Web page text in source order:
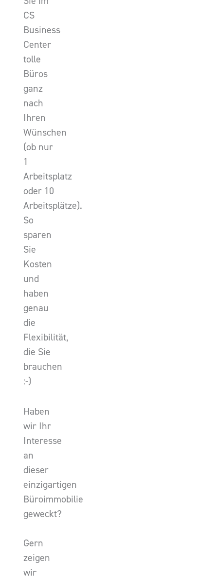
CS
Business
Center
tolle
Büros
ganz
nach
Ihren
Wünschen
(ob nur
1
Arbeitsplatz
oder 10
Arbeitsplätze).
So
sparen
Sie
Kosten
und
haben
genau
die
Flexibilität,
die Sie
brauchen
:-)
Haben
wir Ihr
Interesse
an
dieser
einzigartigen
Büroimmobilie
geweckt?
Gern
zeigen
wir